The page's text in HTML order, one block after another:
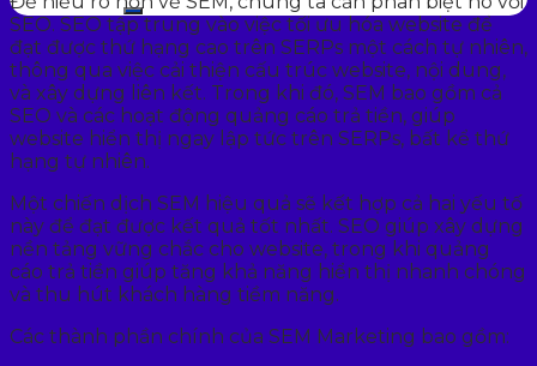
SEO. SEO tập trung vào việc tối ưu hóa website để
đạt được thứ hạng cao trên SERPs một cách tự nhiên,
thông qua việc cải thiện cấu trúc website, nội dung,
và xây dựng liên kết. Trong khi đó, SEM bao gồm cả
SEO và các hoạt động quảng cáo trả tiền, giúp
website hiển thị ngay lập tức trên SERPs, bất kể thứ
hạng tự nhiên.
Một chiến dịch SEM hiệu quả sẽ kết hợp cả hai yếu tố
này để đạt được kết quả tốt nhất. SEO giúp xây dựng
nền tảng vững chắc cho website, trong khi quảng
cáo trả tiền giúp tăng khả năng hiển thị nhanh chóng
và thu hút khách hàng tiềm năng.
Các thành phần chính của SEM Marketing bao gồm: